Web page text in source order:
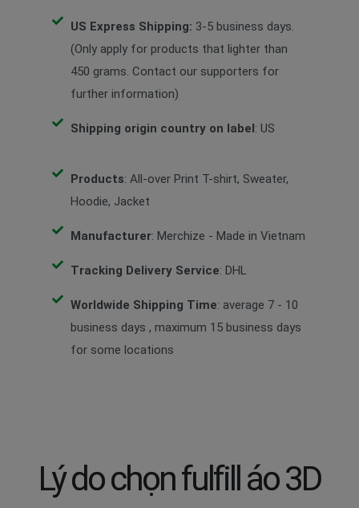
US Express Shipping: 3-5 business days.
(Only apply for products that lighter than
450 grams. Contact our supporters for
further information)
Shipping origin country on label: US
Products: All-over Print T-shirt, Sweater,
Hoodie, Jacket
Manufacturer: Merchize - Made in Vietnam
Tracking Delivery Service: DHL
Worldwide Shipping Time: average 7 - 10
business days , maximum 15 business days
for some locations
Lý do chọn fulfill áo 3D